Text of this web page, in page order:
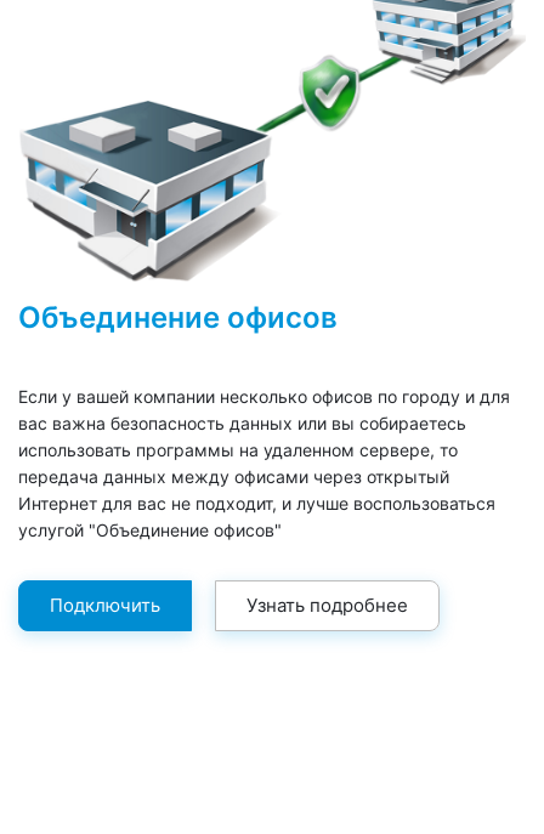
Объединение офисов
Если у вашей компании несколько офисов по городу и для
вас важна безопасность данных или вы собираетесь
использовать программы на удаленном сервере, то
передача данных между офисами через открытый
Интернет для вас не подходит, и лучше воспользоваться
услугой "Объединение офисов"
Подключить Узнать подробнее